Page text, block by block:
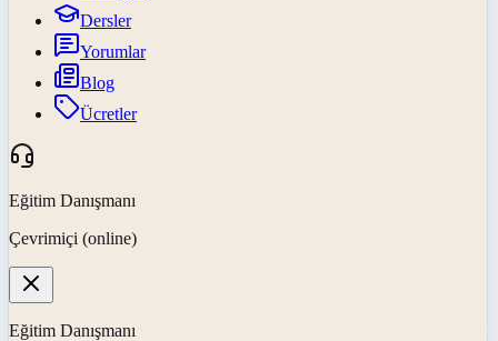
Dersler
Yorumlar
Blog
Ücretler
Eğitim Danışmanı
Çevrimiçi (online)
Eğitim Danışmanı